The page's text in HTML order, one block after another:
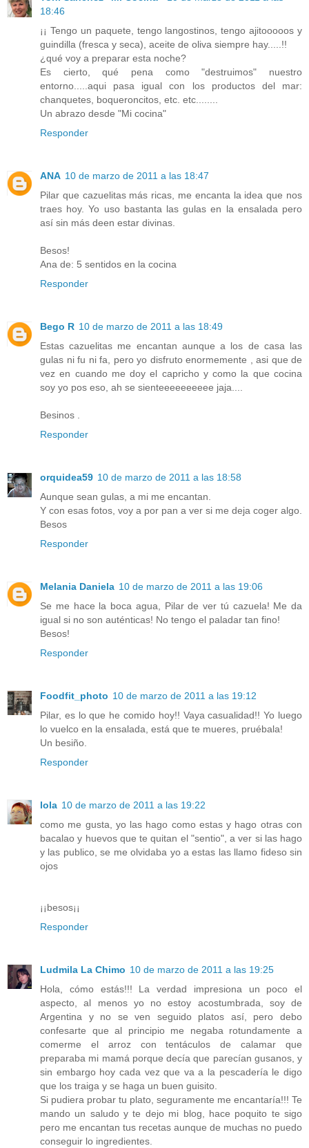
18:46
¡¡ Tengo un paquete, tengo langostinos, tengo ajitooooos y
guindilla (fresca y seca), aceite de oliva siempre hay.....!!
¿qué voy a preparar esta noche?
Es cierto, qué pena como "destruimos" nuestro
entorno.....aqui pasa igual con los productos del mar:
chanquetes, boqueroncitos, etc. etc........
Un abrazo desde "Mi cocina"
Responder
ANA 10 de marzo de 2011 a las 18:47
Pilar que cazuelitas más ricas, me encanta la idea que nos
traes hoy. Yo uso bastanta las gulas en la ensalada pero
así sin más deen estar divinas.
Besos!
Ana de: 5 sentidos en la cocina
Responder
Bego R 10 de marzo de 2011 a las 18:49
Estas cazuelitas me encantan aunque a los de casa las
gulas ni fu ni fa, pero yo disfruto enormemente , asi que de
vez en cuando me doy el capricho y como la que cocina
soy yo pos eso, ah se sienteeeeeeeeee jaja....
Besinos .
Responder
orquidea59 10 de marzo de 2011 a las 18:58
Aunque sean gulas, a mi me encantan.
Y con esas fotos, voy a por pan a ver si me deja coger algo.
Besos
Responder
Melania Daniela 10 de marzo de 2011 a las 19:06
Se me hace la boca agua, Pilar de ver tú cazuela! Me da
igual si no son auténticas! No tengo el paladar tan fino!
Besos!
Responder
Foodfit_photo 10 de marzo de 2011 a las 19:12
Pilar, es lo que he comido hoy!! Vaya casualidad!! Yo luego
lo vuelco en la ensalada, está que te mueres, pruébala!
Un besiño.
Responder
lola 10 de marzo de 2011 a las 19:22
como me gusta, yo las hago como estas y hago otras con
bacalao y huevos que te quitan el "sentio", a ver si las hago
y las publico, se me olvidaba yo a estas las llamo fideso sin
ojos
¡¡besos¡¡
Responder
Ludmila La Chimo 10 de marzo de 2011 a las 19:25
Hola, cómo estás!!! La verdad impresiona un poco el
aspecto, al menos yo no estoy acostumbrada, soy de
Argentina y no se ven seguido platos así, pero debo
confesarte que al principio me negaba rotundamente a
comerme el arroz con tentáculos de calamar que
preparaba mi mamá porque decía que parecían gusanos, y
sin embargo hoy cada vez que va a la pescadería le digo
que los traiga y se haga un buen guisito.
Si pudiera probar tu plato, seguramente me encantaría!!! Te
mando un saludo y te dejo mi blog, hace poquito te sigo
pero me encantan tus recetas aunque de muchas no puedo
conseguir lo ingredientes.